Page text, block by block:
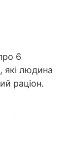
6
які людина
раціон.